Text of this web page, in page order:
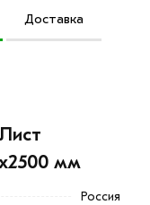
Доставка
мм
Россия